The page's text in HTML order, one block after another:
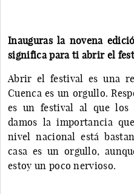
Inauguras la novena
significa para ti abrir el
Abrir el festival es una
Cuenca es un orgullo.
es un festival al que los
damos la importancia
nivel nacional está
casa es un orgullo,
estoy un poco nervioso.